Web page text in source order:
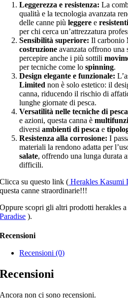
Leggerezza e resistenza: La
qualità e la tecnologia avanzata
delle canne piùleggere e
per chi cerca un’attrezzatura
Sensibilità superiore: Il carbonio
costruzione avanzata offrono una
percepire anche i più sottili
per tecniche come lospinning.
Design elegante e funzionale:
Limited non è solo estetico: il
canna, riducendo il rischio di
lunghe giornate di pesca.
Versatilità nelle tecniche di
e azioni, questa canna è
diversiambienti di pesca e
Resistenza alla corrosione: I
materiali la rendono adatta per
salate, offrendo una lunga durata
difficili.
Clicca su questo link ( Herakles Kasumi
questa canne straordinarie!!!
Oppure scopri gli altri prodotti herakles
Paradise ).
Recensioni
Recensioni (0)
Recensioni
Ancora non ci sono recensioni.